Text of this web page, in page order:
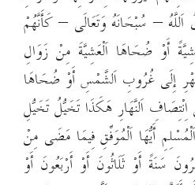
اَللَّهُ – سُبْحَانَهُ وَتَعَالَى – كَأَنَّهُمْ
أَوْ ضُحَاهَا اَلْعَشِيَّةَ مِنْ زَوَالِ
إِلَى غُرُوبِ اَلشَّمْسِ أَوْ ضُحَاهَا
اَلنَّهَارِ هَكَذَا تَخَيُّلُ تَخَيُّلِ
أَيُّهَا اَلْمُوَفِّقِ فِيمَا مَضَى مِنْ
سَنَةً أَوْ ثَلَاثُونَ أَوْ أَرْبَعُونَ أَوْ